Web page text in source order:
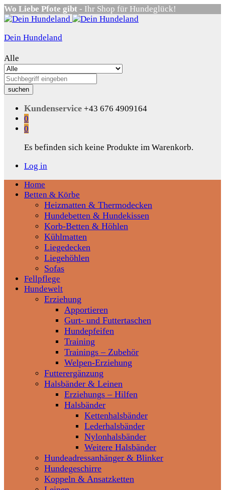
Wo Liebe Pfote gibt - Ihr Shop für Hundeglück!
Dein Hundeland
Alle
suchen
Kundenservice +43 676 4909164
0
0
Es befinden sich keine Produkte im Warenkorb.
Log in
Home
Betten & Körbe
Heizmatten & Thermodecken
Hundebetten & Hundekissen
Korb-Betten & Höhlen
Kühlmatten
Liegedecken
Liegehöhlen
Sofas
Fellpflege
Hundewelt
Erziehung
Apportieren
Gurt- und Futtertaschen
Hundepfeifen
Training
Trainings – Zubehör
Welpen-Erziehung
Futterergänzung
Halsbänder & Leinen
Erziehungs – Hilfen
Halsbänder
Kettenhalsbänder
Lederhalsbänder
Nylonhalsbänder
Weitere Halsbänder
Hundeadressanhänger & Blinker
Hundegeschirre
Koppeln & Ansatzketten